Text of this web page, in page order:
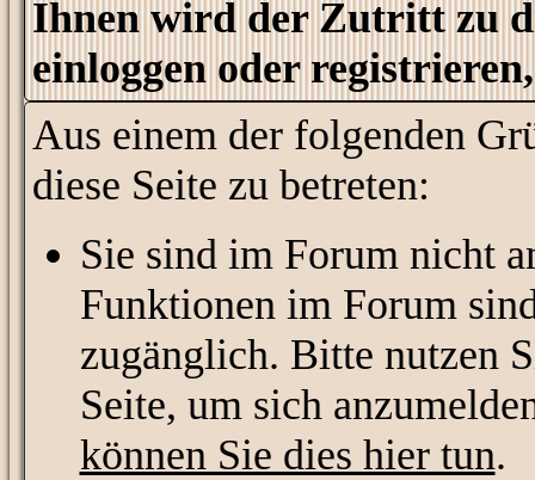
Ihnen wird der Zutritt zu
einloggen oder
Aus einem der folgenden
diese Seite zu betreten:
Sie sind im Forum nicht
Funktionen im Forum
zugänglich. Bitte nutzen
Seite, um sich
können Sie dies hier tun.